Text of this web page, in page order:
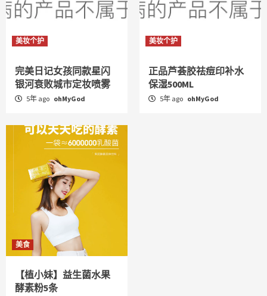
美妆个护
完美日记女孩同款星闪
银河衰败城市定妆喷雾
5年 ago ohMyGod
美妆个护
正品芦荟胶祛痘印补水
保湿500ML
5年 ago ohMyGod
美食
【植小妹】益生菌水果
酵素粉5条